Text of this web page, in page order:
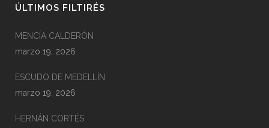
ÚLTIMOS FILTIRÉS
MENCÍA CALDERÓN
marzo 19, 2026
ESCUDO DE MEDELLÍN
marzo 19, 2026
HERNÁN CORTÉS